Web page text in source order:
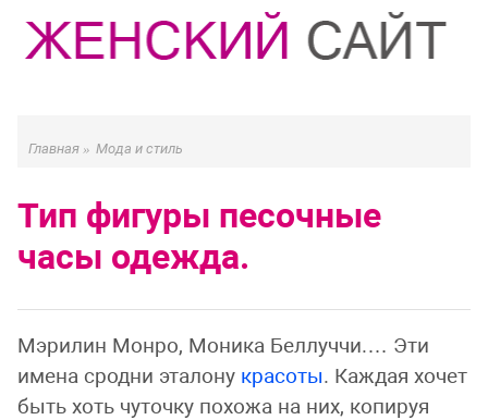
Главная » Мода и стиль
Тип фигуры песочные
часы одежда.
Мэрилин Монро, Моника Беллуччи.… Эти
имена сродни эталону красоты. Каждая хочет
быть хоть чуточку похожа на них, копируя